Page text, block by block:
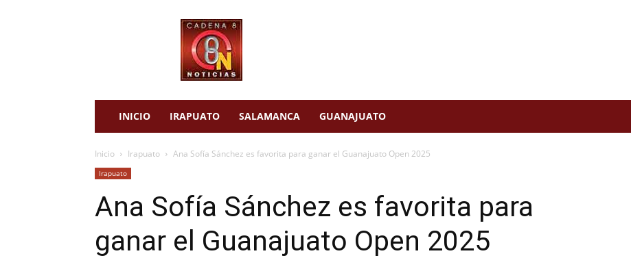
INICIO IRAPUATO SALAMANCA GUANAJUATO
Inicio Irapuato Ana Sofía Sánchez es favorita para ganar el Guanajuato Open 2025
Irapuato
Ana Sofía Sánchez es favorita para
ganar el Guanajuato Open 2025